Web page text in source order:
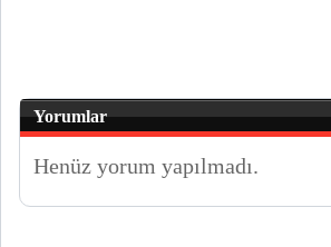
Yorumlar
Henüz yorum yapılmadı.